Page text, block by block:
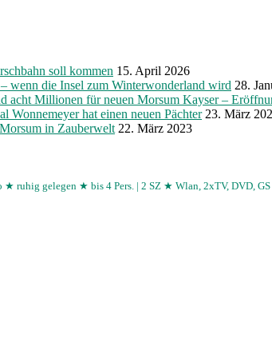
soll kommen 15. April 2026
wenn die Insel zum Winterwonderland wird 28.
acht Millionen für neuen Morsum Kayser –
Wonnemeyer hat einen neuen Pächter 23. März
in Zauberwelt 22. März 2023
★ ruhig gelegen ★ bis 4 Pers. | 2 SZ ★ Wlan, 2xTV, DVD, GS